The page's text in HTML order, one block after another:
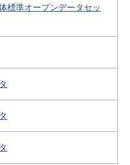
標準オープンデータセッ